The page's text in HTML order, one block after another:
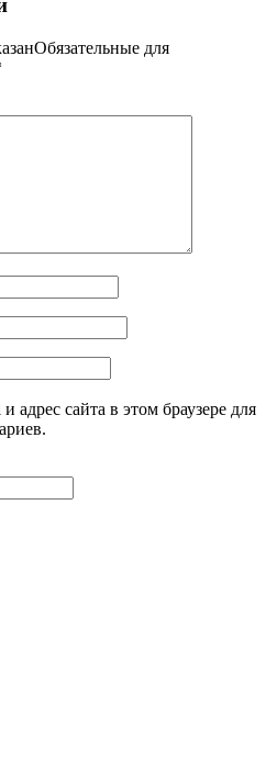
для
адрес сайта в этом браузере для